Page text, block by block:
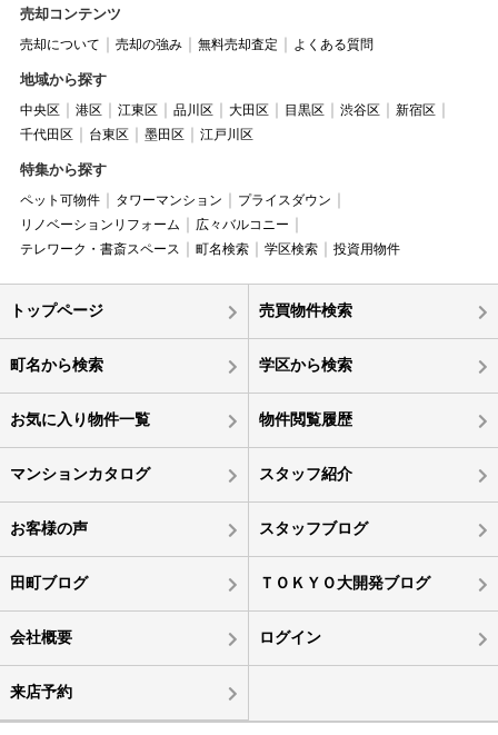
売却コンテンツ
売却について 売却の強み 無料売却査定 よくある質問
地域から探す
中央区 港区 江東区 品川区 大田区 目黒区 渋谷区
新宿区
千代田区
台東区 墨田区 江戸川区
特集から探す
ペット可物件 タワーマンション
プライスダウン
リノベーションリフォーム
広々バルコニー
テレワーク・書斎スペース
町名検索 学区検索 投資用物件
トップページ 売買物件検索
町名から検索 学区から検索
お気に入り物件一覧 物件閲覧履歴
マンションカタログ スタッフ紹介
お客様の声 スタッフブログ
田町ブログ ＴＯＫＹＯ大開発ブログ
会社概要 ログイン
来店予約